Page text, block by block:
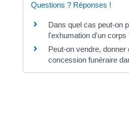
Questions ? Réponses !
Dans quel cas peut-on
l'exhumation d'un corps
Peut-on vendre, donner
concession funéraire